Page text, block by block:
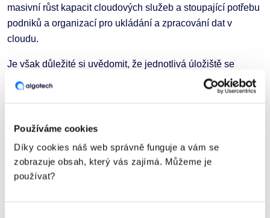
Používáme cookies
Díky cookies náš web správně funguje a vám se
zobrazuje obsah, který vás zajímá. Můžeme je
používat?
masivní růst kapacit cloudových služeb a stoupající potřebu
podniků a organizací pro ukládání a zpracování dat v
cloudu.
Je však důležité si uvědomit, že jednotlivá úložiště se
mohou lišit ve svých specifikacích a zaměřeních, a proto
celkový objem dat představuje souhrn napříč různými
Zabezpečení multicloudových prostředí: Firmy
budou muset zajistit konzistentní bezpečnostní opatření